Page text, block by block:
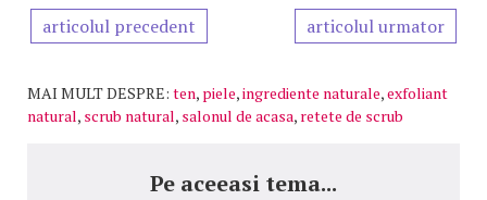
articolul precedent articolul urmator
MAI MULT DESPRE: ten, piele,ingrediente naturale,exfoliant
natural, scrub natural, salonul de acasa, retete de scrub
Pe aceeasi tema...